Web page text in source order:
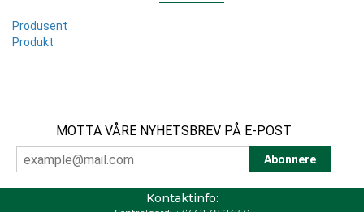
Produsent
Produkt
MOTTA VÅRE NYHETSBREV PÅ E-POST
Kontaktinfo: